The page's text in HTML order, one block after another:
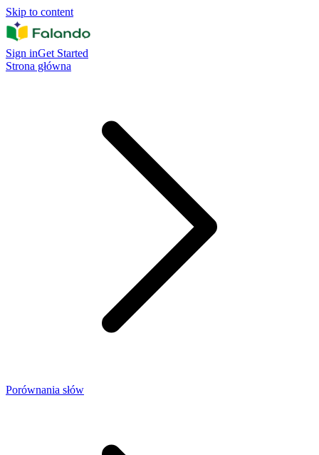
Skip to content
Sign inGet Started
Strona główna
Porównania słów